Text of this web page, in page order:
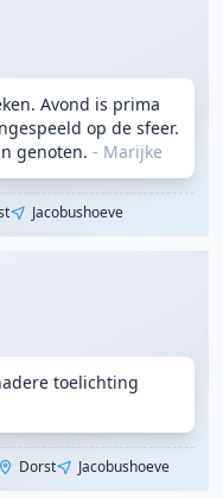
Avond is prima
op de sfeer.
genoten. - Marijke
Jacobushoeve
toelichting
Dorst Jacobushoeve